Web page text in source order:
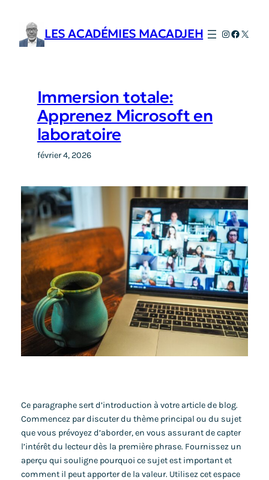
contenu
LES ACADÉMIES MACADJEH Instagram
X
Immersion totale:
Apprenez Microsoft en
laboratoire
février 4, 2026
Ce paragraphe sert d’introduction à votre article de blog.
Commencez par discuter du thème principal ou du sujet
que vous prévoyez d’aborder, en vous assurant de capter
l’intérêt du lecteur dès la première phrase. Fournissez un
aperçu qui souligne pourquoi ce sujet est important et
comment il peut apporter de la valeur. Utilisez cet espace